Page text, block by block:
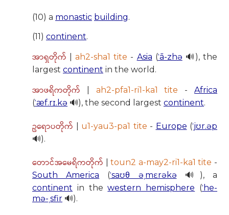
(10) a monastic building.
(11) continent.
အာရှတိုက် |ah2-sha1 tite - Asia (ˈā-zhə 🔊), the
largest continent in the world.
အာဖရိကတိုက် ah2-pfa1-ri1-ka1 tite -Africa
(ˈæf.rɪ.kə 🔊), the second largest continent.
ဥရောပတိုက် u1-yau3-pa1 tite - Europe (ˈjʊr.əp
🔊).
တောင်အမေရိကတိုက် |toun2 a-may2-ri1-ka1 tite -
South America (ˈsaʊθ əˌmɛrəkə 🔊), a
continent in thewestern hemisphere (ˈhe-
mə-ˌsfir 🔊).